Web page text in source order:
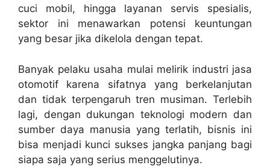
cuci mobil, hingga layanan servis spesialis,
sektor ini menawarkan potensi keuntungan
yang besar jika dikelola dengan tepat.
Banyak pelaku usaha mulai melirik industri jasa
otomotif karena sifatnya yang berkelanjutan
dan tidak terpengaruh tren musiman. Terlebih
lagi, dengan dukungan teknologi modern dan
sumber daya manusia yang terlatih, bisnis ini
bisa menjadi kunci sukses jangka panjang bagi
siapa saja yang serius menggelutinya.